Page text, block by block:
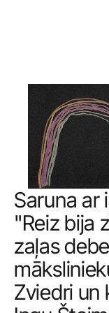
Pirkt
Par
ENG
Saruna ar
"Reiz bija
zaļas
Zviedri un